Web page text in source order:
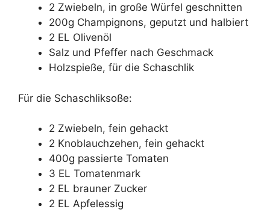
2 Zwiebeln, in große Würfel geschnitten
200g Champignons, geputzt und halbiert
2 EL Olivenöl
Salz und Pfeffer nach Geschmack
Holzspieße, für die Schaschlik
Für die Schaschliksoße:
2 Zwiebeln, fein gehackt
2 Knoblauchzehen, fein gehackt
400g passierte Tomaten
3 EL Tomatenmark
2 EL brauner Zucker
2 EL Apfelessig